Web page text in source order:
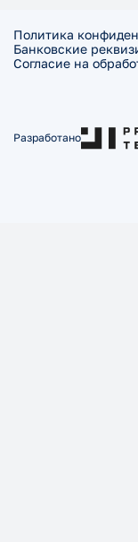
Политика
Банковские
Согласие на
Разработано